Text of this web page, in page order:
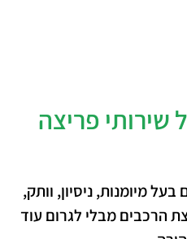
שירותי פריצה
מיומנות, ניסיון, וותק,
הרכבים מבלי לגרום עוד